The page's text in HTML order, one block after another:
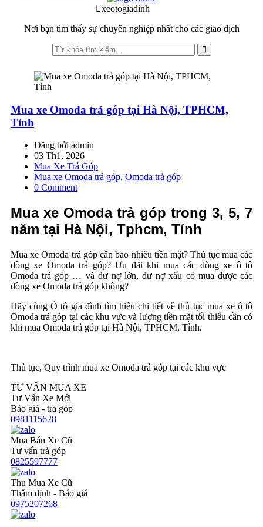
xeotogiadinh
Nơi bạn tìm thấy sự chuyên nghiệp nhất cho các giao dịch
Mua xe Omoda trả góp tại Hà Nội, TPHCM,
Tỉnh
Đăng bởi admin
03 Th1, 2026
Mua Xe Trả Góp
Mua xe Omoda trả góp, Omoda trả góp
0 Comment
Mua xe Omoda trả góp trong 3, 5, 7
năm tại Hà Nội, Tphcm, Tỉnh
Mua xe Omoda trả góp cần bao nhiêu tiền mặt? Thủ tục mua các
dòng xe Omoda trả góp? Ưu đãi khi mua các dòng xe ô tô
Omoda trả góp … và dư nợ lớn, dư nợ xấu có mua được các
dòng xe Omoda trả góp không?
Hãy cùng Ô tô gia đình tìm hiểu chi tiết về thủ tục mua xe ô tô
Omoda trả góp tại các khu vực và lượng tiền mặt tối thiểu cần có
khi mua Omoda trả góp tại Hà Nội, TPHCM, Tỉnh.
Thủ tục, Quy trình mua xe Omoda trả góp tại các khu vực
TƯ VẤN MUA XE
Tư Vấn Xe Mới
Báo giá - trả góp
0981115628
Mua Bán Xe Cũ
Tư vấn trả góp
0825597777
Thu Mua Xe Cũ
Thẩm định - Báo giá
0975207268